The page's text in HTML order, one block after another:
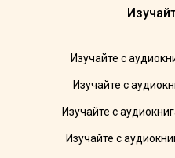
Изучайте с
Изучайте с
Изучайте с
Изучайте с